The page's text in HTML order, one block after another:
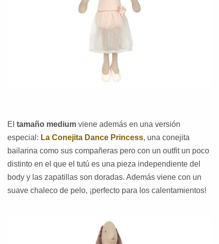
El tamaño medium viene además en una versión
especial: La Conejita Dance Princess, una conejita
bailarina como sus compañeras pero con un outfit un poco
distinto en el que el tutú es una pieza independiente del
body y las zapatillas son doradas. Además viene con un
suave chaleco de pelo, ¡perfecto para los calentamientos!